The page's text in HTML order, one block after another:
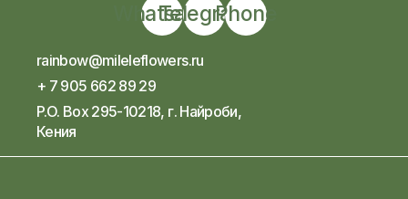
Whatsapp
Telegram
Phone
rainbow@mileleflowers.ru
+ 7 905 662 89 29
P.O. Box 295-10218, г. Найроби,
Кения